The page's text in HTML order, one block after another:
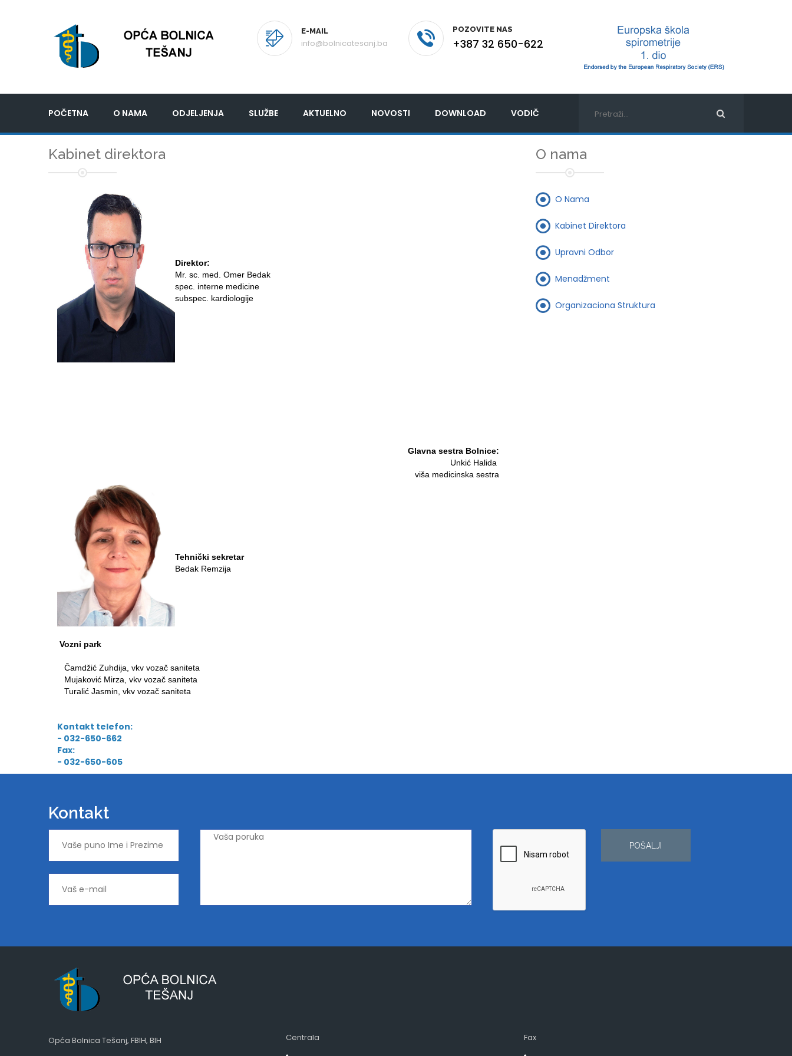
E-MAIL
info@bolnicatesanj.ba
POZOVITE NAS
+387 32 650-622
POČETNA O NAMA ODJELJENJA SLUŽBE AKTUELNO NOVOSTI DOWNLOAD VODIČ
Kabinet direktora
Direktor:
Mr. sc. med. Omer Bedak
spec. interne medicine
subspec. kardiologije
Glavna sestra Bolnice:
Unkić Halida
viša medicinska sestra
Tehnički sekretar
Bedak Remzija
Vozni park
Čamdžić Zuhdija, vkv vozač saniteta
Mujaković Mirza, vkv vozač saniteta
Turalić Jasmin, vkv vozač saniteta
Kontakt telefon:
- 032-650-662
Fax:
- 032-650-605
O nama
O Nama
Kabinet Direktora
Upravni Odbor
Menadžment
Organizaciona Struktura
Kontakt
POŠALJI
Opća Bolnica Tešanj, FBIH, BIH
Centrala
Fax